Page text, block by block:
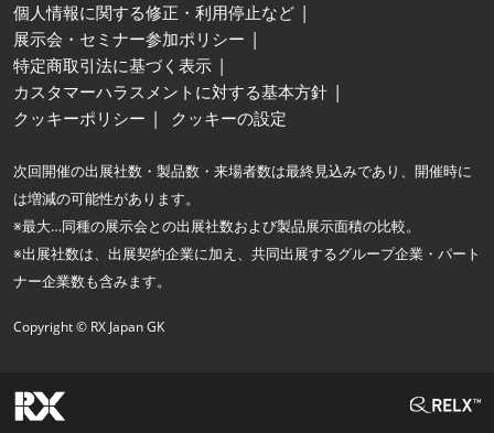
個人情報に関する修正・利用停止など
展示会・セミナー参加ポリシー
特定商取引法に基づく表示
カスタマーハラスメントに対する基本方針
クッキーポリシー
クッキーの設定
次回開催の出展社数・製品数・来場者数は最終見込みであり、開催時に
は増減の可能性があります。
※最大…同種の展示会との出展社数および製品展示面積の比較。
※出展社数は、出展契約企業に加え、共同出展するグループ企業・パート
ナー企業数も含みます。
Copyright © RX Japan GK